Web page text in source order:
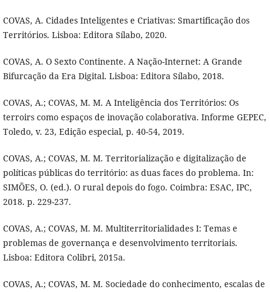
COVAS, A. Cidades Inteligentes e Criativas: Smartificação dos
Territórios. Lisboa: Editora Sílabo, 2020.
COVAS, A. O Sexto Continente. A Nação-Internet: A Grande
Bifurcação da Era Digital. Lisboa: Editora Sílabo, 2018.
COVAS, A.; COVAS, M. M. A Inteligência dos Territórios: Os
terroirs como espaços de inovação colaborativa. Informe GEPEC,
Toledo, v. 23, Edição especial, p. 40-54, 2019.
COVAS, A.; COVAS, M. M. Territorialização e digitalização de
políticas públicas do território: as duas faces do problema. In:
SIMÕES, O. (ed.). O rural depois do fogo. Coimbra: ESAC, IPC,
2018. p. 229-237.
COVAS, A.; COVAS, M. M. Multiterritorialidades I: Temas e
problemas de governança e desenvolvimento territoriais.
Lisboa: Editora Colibri, 2015a.
COVAS, A.; COVAS, M. M. Sociedade do conhecimento, escalas de